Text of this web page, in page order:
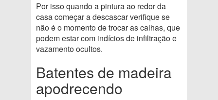
Por isso quando a pintura ao redor da
casa começar a descascar verifique se
não é o momento de trocar as calhas, que
podem estar com indícios de infiltração e
vazamento ocultos.
Batentes de madeira
apodrecendo